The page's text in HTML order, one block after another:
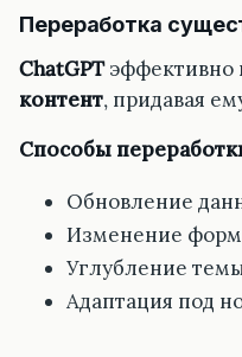
Переработка
ChatGPTэффективно
контент, придавая
Способы
Обновление
Изменение
Углубление
Адаптация под